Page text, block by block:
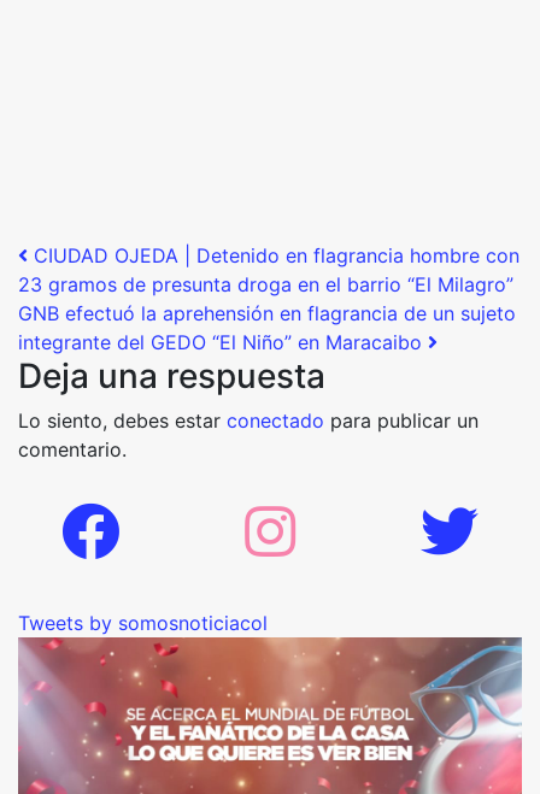
Post navigation
CIUDAD OJEDA | Detenido en flagrancia hombre con
23 gramos de presunta droga en el barrio “El Milagro”
GNB efectuó la aprehensión en flagrancia de un sujeto
integrante del GEDO “El Niño” en Maracaibo
Deja una respuesta
Lo siento, debes estar conectado para publicar un
comentario.
Tweets by somosnoticiacol